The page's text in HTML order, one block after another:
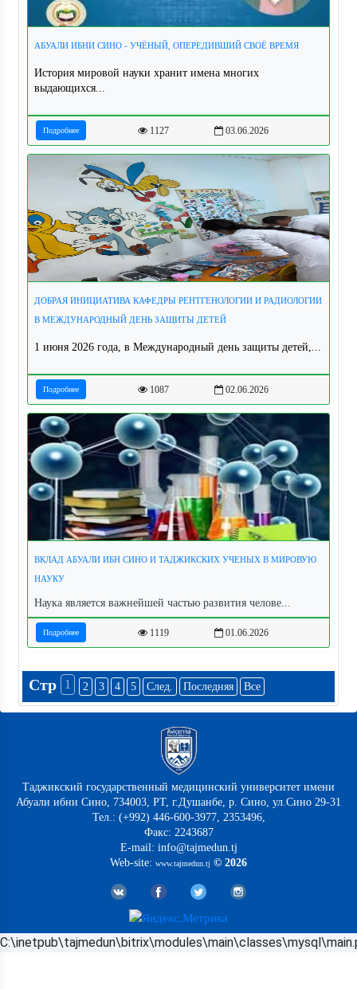
АБУАЛИ ИБНИ СИНО - УЧЁНЫЙ, ОПЕРЕДИВШИЙ СВОЁ ВРЕМЯ
История мировой науки хранит имена многих
выдающихся...
Подробнее 1127 03.06.2026
ДОБРАЯ ИНИЦИАТИВА КАФЕДРЫ РЕНТГЕНОЛОГИИ И РАДИОЛОГИИ
В МЕЖДУНАРОДНЫЙ ДЕНЬ ЗАЩИТЫ ДЕТЕЙ
1 июня 2026 года, в Международный день защиты детей,...
Подробнее 1087 02.06.2026
ВКЛАД АБУАЛИ ИБН СИНО И ТАДЖИКСКИХ УЧЕНЫХ В МИРОВУЮ
НАУКУ
Наука является важнейшей частью развития челове...
Подробнее 1119 01.06.2026
Стр 1 2 3 4 5 След. Последняя Все
Таджикский государственный медицинский университет имени
Абуали ибни Сино, 734003, РТ, г.Душанбе, р. Сино, ул.Сино 29-31
Тел.: (+992) 446-600-3977, 2353496,
Факс: 2243687
E-mail: info@tajmedun.tj
Web-site: www.tajmedun.tj © 2026